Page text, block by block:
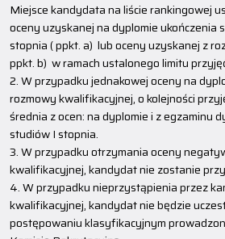
Miejsce kandydata na liście rankingowej
oceny uzyskanej na dyplomie ukończenia
stopnia ( ppkt. a) lub oceny uzyskanej z
ppkt. b) w ramach ustalonego limitu
2. W przypadku jednakowej oceny na
rozmowy kwalifikacyjnej, o kolejności
średnia z ocen: na dyplomie i z egzaminu
studiów I stopnia.
3. W przypadku otrzymania oceny
kwalifikacyjnej, kandydat nie zostanie
4. W przypadku nieprzystąpienia przez
kwalifikacyjnej, kandydat nie będzie
postępowaniu klasyfikacyjnym